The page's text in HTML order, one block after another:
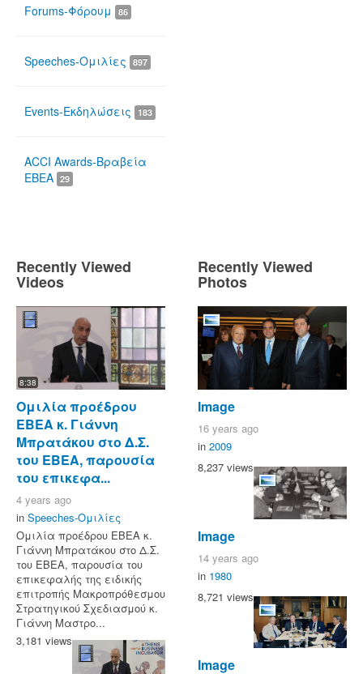
Forums-Φόρουμ 86
Speeches-Ομιλίες 897
Events-Εκδηλώσεις 183
ACCI Awards-Βραβεία
ΕΒΕΑ 29
Recently Viewed
Videos
8:38
Ομιλία προέδρου
ΕΒΕΑ κ. Γιάννη
Μπρατάκου στο Δ.Σ.
του ΕΒΕΑ, παρουσία
του επικεφα...
4 years ago
in Speeches-Ομιλίες
Ομιλία προέδρου ΕΒΕΑ κ.
Γιάννη Μπρατάκου στο Δ.Σ.
του ΕΒΕΑ, παρουσία του
επικεφαλής της ειδικής
επιτροπής Μακροπρόθεσμου
Στρατηγικού Σχεδιασμού κ.
Γιάννη Μαστρο...
3,181 views
Recently Viewed
Photos
Image
16 years ago
in 2009
8,237 views
Image
14 years ago
in 1980
8,721 views
Image